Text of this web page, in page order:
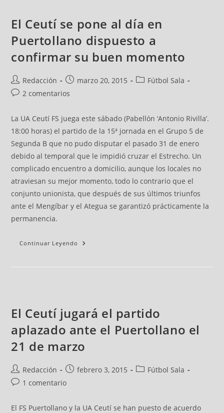
El Ceutí se pone al día en
Puertollano dispuesto a
confirmar su buen momento
Redacción marzo 20, 2015
Fútbol Sala
2 comentarios
La UA Ceutí FS juega este sábado (Pabellón ‘Antonio Rivilla’.
18:00 horas) el partido de la 15ª jornada en el Grupo 5 de
Segunda B que no pudo disputar el pasado 31 de enero
debido al temporal que le impidió cruzar el Estrecho. Un
complicado encuentro a domicilio, aunque los locales no
atraviesan su mejor momento, todo lo contrario que el
conjunto unionista, que después de sus últimos triunfos
ante el Mengíbar y el Ategua se garantizó prácticamente la
permanencia.
Continuar Leyendo
El Ceutí jugará el partido
aplazado ante el Puertollano el
21 de marzo
Redacción febrero 3, 2015
Fútbol Sala
1 comentario
El FS Puertollano y la UA Ceutí se han puesto de acuerdo